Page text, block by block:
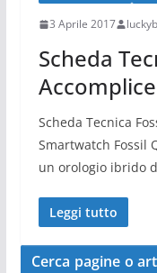
3 Aprile 2017
Scheda
Scheda Tecnica
Smartwatch Fossil
un orologio ibrido
Leggi tutto
Cerca pagine o